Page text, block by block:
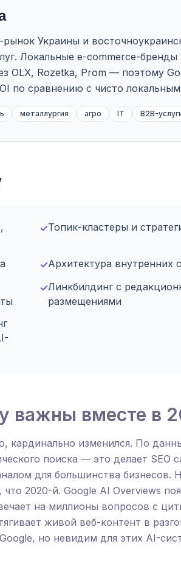
Украины и
Локальные e-commerce-бренды
OLX, Rozetka, Prom — поэтому
по сравнению с чисто локальным
металлургия агро IT B2B-
✓Топик-кластеры и
✓Архитектура внутренних
✓Линкбилдинг с
размещениями
важны вместе в
изменился. По
поиска — это делает SEO
для большинства бизнесов.
2020-й. Google AI Overviews
на миллионы вопросов с
живой веб-контент в
но невидим для этих AI-